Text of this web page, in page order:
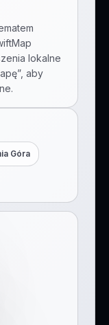
lokalne
aby
.
Góra